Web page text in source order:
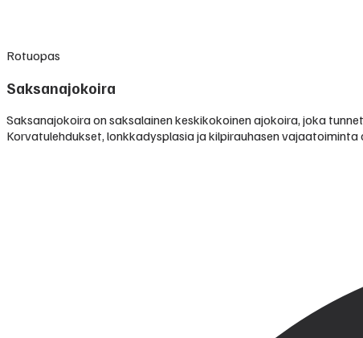
Rotuopas
Saksanajokoira
Saksanajokoira on saksalainen keskikokoinen ajokoira, joka
Korvatulehdukset, lonkkadysplasia ja kilpirauhasen